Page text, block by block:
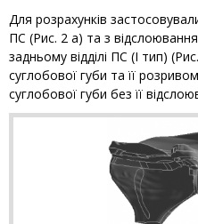
Для розрахунків
ПС (Рис. 2 а) та з
задньому відділі ПС (І тип)
суглобової губи та її
суглобової губи без її